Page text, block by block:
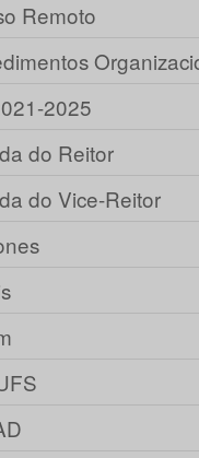
Remoto
2025
do Reitor
do Vice-Reitor